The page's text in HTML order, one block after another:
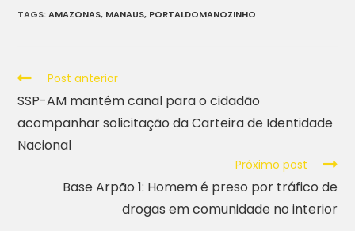
TAGS:AMAZONAS, MANAUS, PORTALDOMANOZINHO
Post anterior
SSP-AM mantém canal para o cidadão
acompanhar solicitação da Carteira de Identidade
Nacional
Próximo post
Base Arpão 1: Homem é preso por tráfico de
drogas em comunidade no interior